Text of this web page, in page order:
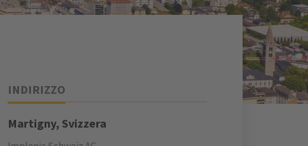
INDIRIZZO
Martigny, Svizzera